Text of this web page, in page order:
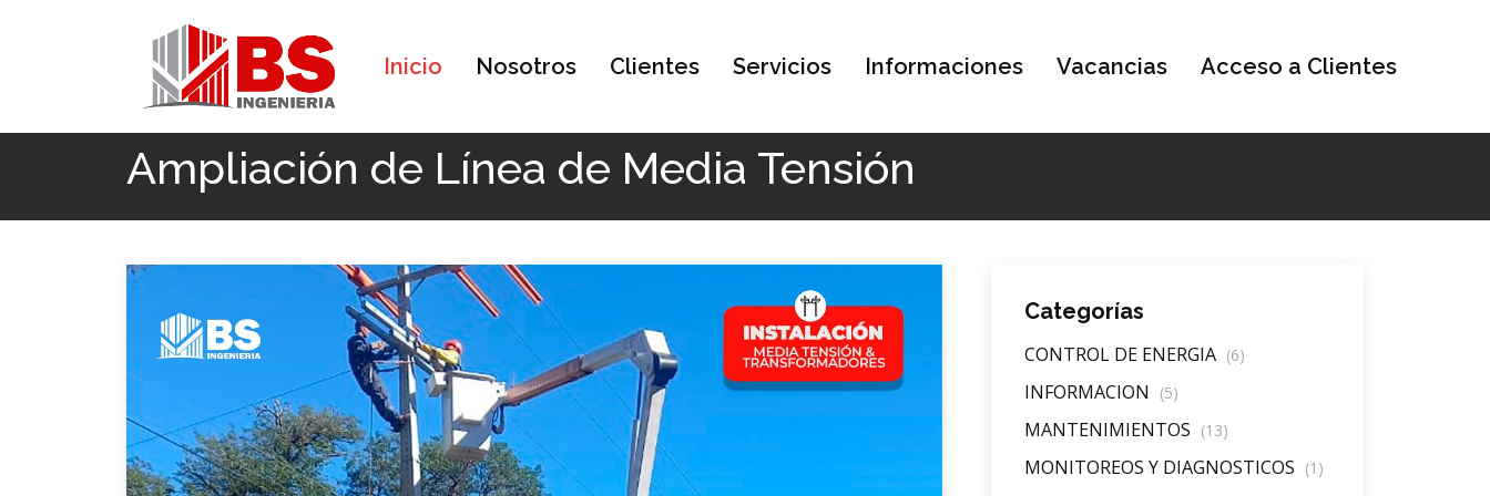
Inicio Nosotros Clientes Servicios Informaciones Vacancias Acceso a Clientes
Ampliación de Línea de Media Tensión
Categorías
CONTROL DE ENERGIA (6)
INFORMACION (5)
MANTENIMIENTOS (13)
MONITOREOS Y DIAGNOSTICOS (1)